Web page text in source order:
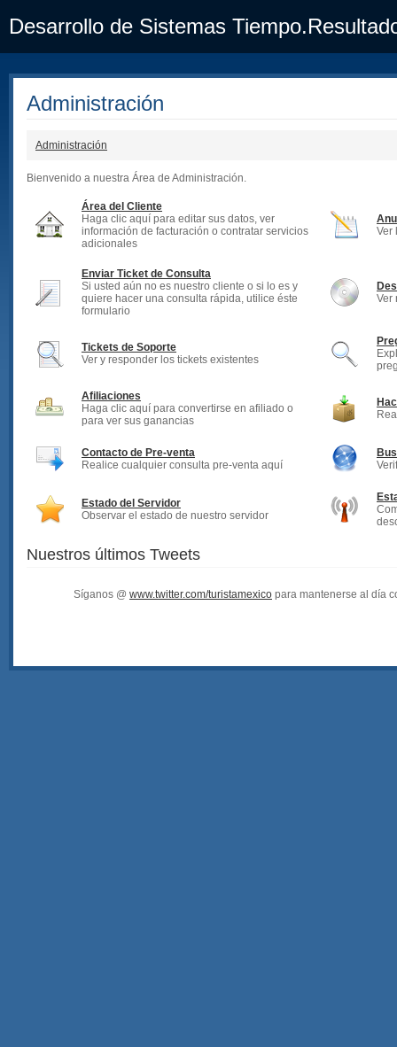
Desarrollo de Sistemas
Administración
Administración
Bienvenido a nuestra Área de Administración.
Área del Cliente
Haga clic aquí para editar sus datos, ver
información de facturación o contratar servicios
adicionales
Ver
Enviar Ticket de Consulta
Si usted aún no es nuestro cliente o si lo es y
quiere hacer una consulta rápida, utilice éste
formulario
Ver
Tickets de Soporte
Ver y responder los tickets existentes
Afiliaciones
Haga clic aquí para convertirse en afiliado o
para ver sus ganancias
Contacto de Pre-venta
Realice cualquier consulta pre-venta aquí
Estado del Servidor
Observar el estado de nuestro servidor
Nuestros últimos Tweets
Síganos @ www.twitter.com/turistamexico para mantenerse al día